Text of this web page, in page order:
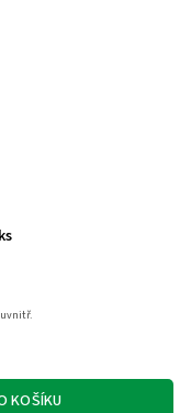
KOŠÍKU